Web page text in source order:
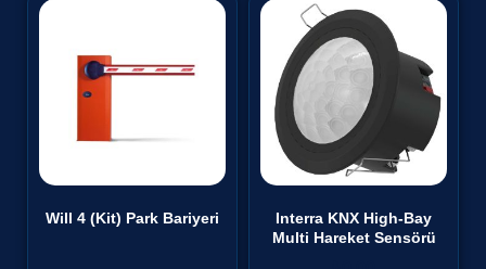
Will 4 (Kit) Park Bariyeri
Interra KNX High-Bay
Multi Hareket Sensörü